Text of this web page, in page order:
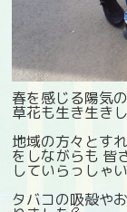
春を感じる陽気
草花も生き生き
地域の方々とす
をしながらも 皆
していらっしゃ
タバコの吸殻や